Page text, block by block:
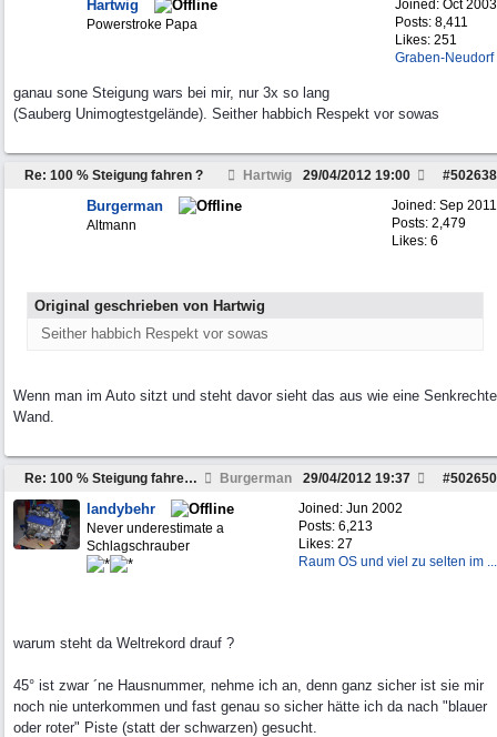
Joined: Oct 2003
Posts: 8,411
Likes: 251
Graben-Neudorf
Hartwig
Powerstroke Papa
ganau sone Steigung wars bei mir, nur 3x so lang
(Sauberg Unimogtestgelände). Seither habbich Respekt vor sowas
Re: 100 % Steigung fahren ? Hartwig #502638
29/04/2012 19:00
Joined: Sep 2011
Posts: 2,479
Likes: 6
Burgerman
Altmann
Original geschrieben von Hartwig
Seither habbich Respekt vor sowas
Wenn man im Auto sitzt und steht davor sieht das aus wie eine Senkrechte
Wand.
Re: 100 % Steigung fahren ? Burgerman #502650
29/04/2012 19:37
Joined: Jun 2002
Posts: 6,213
Likes: 27
Raum OS und viel zu selten im ...
landybehr
Never underestimate a
Schlagschrauber
warum steht da Weltrekord drauf ?
45° ist zwar ´ne Hausnummer, nehme ich an, denn ganz sicher ist sie mir
noch nie unterkommen und fast genau so sicher hätte ich da nach "blauer
oder roter" Piste (statt der schwarzen) gesucht.